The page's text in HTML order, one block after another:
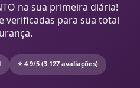
na sua primeira diária!
verificadas para sua total
⭐ 4.9/5 (3.127 avaliações)